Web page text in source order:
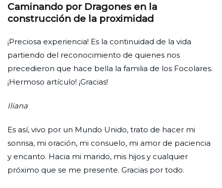
Caminando por Dragones en la
construcción de la proximidad
¡Preciosa experiencia! Es la continuidad de la vida
partiendo del reconocimiento de quienes nos
precedieron que hace bella la familia de los Focolares.
¡Hermoso artículo! ¡Gracias!
Iliana
Es así, vivo por un Mundo Unido, trato de hacer mi
sonrisa, mi oración, mi consuelo, mi amor de paciencia
y encanto. Hacia mi marido, mis hijos y cualquier
próximo que se me presente. Gracias por todo.